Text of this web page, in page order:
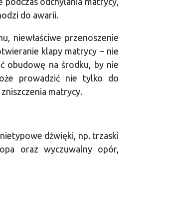
do awarii.
niewłaściwe przenoszenie
klapy matrycy – nie
obudowę na środku, by nie
prowadzić nie tylko do
matrycy.
dźwięki, np. trzaski
oraz wyczuwalny opór,